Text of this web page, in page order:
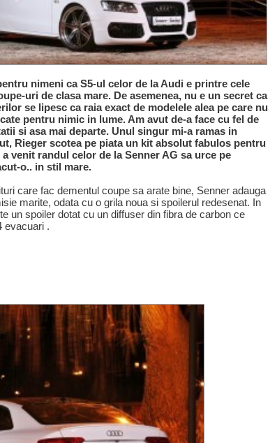
nimeni ca S5-ul celor de la Audi e printre cele
uri de clasa mare. De asemenea, nu e un secret ca
se lipesc ca raia exact de modelele alea pe care nu
pentru nimic in lume. Am avut de-a face cu fel de
si asa mai departe. Unul singur mi-a ramas in
Rieger scotea pe piata un kit absolut fabulos pentru
a venit randul celor de la Senner AG sa urce pe
o.. in stil mare.
care fac dementul coupe sa arate bine, Senner adauga
marite, odata cu o grila noua si spoilerul redesenat. In
un spoiler dotat cu un diffuser din fibra de carbon ce
evacuari .